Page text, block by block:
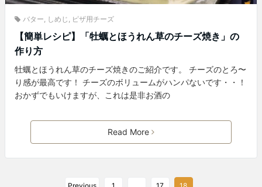
バター, しめじ , ピザ用チーズ
【簡単レシピ】「牡蠣とほうれん草のチーズ焼き」の
作り方
牡蠣とほうれん草のチーズ焼きのご紹介です。 チーズのとろ〜
り感が最高です！ チーズのボリュームがハンパないです・・！
おかずでもいけますが、これは是非お酒の
Read More